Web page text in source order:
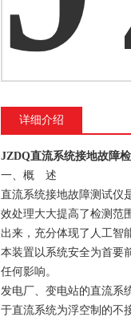
详细介绍
JZDQ直流系统接地故障
一、概 述
直流系统接地故障测试仪
效处理大大提高了检测范
出来，充分体现了人工智
本装置以系统安全为首要
任何影响。
发电厂、变电站的直流系
于直流系统为浮空制的不